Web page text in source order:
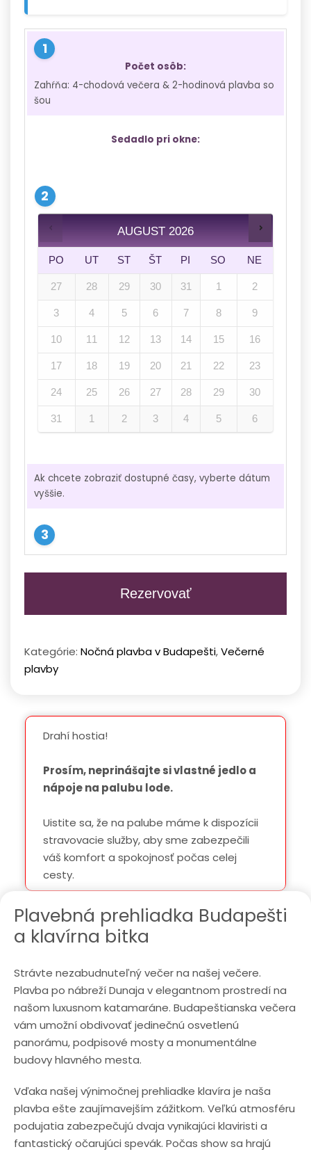
Počet osôb:
Zahŕňa: 4-chodová večera & 2-hodinová plavba so
šou
Sedadlo pri okne:
AUGUST 2026
PO UT ST ŠT PI SO NE
27 28 29 30 31 1 2
3 4 5 6 7 8 9
10 11 12 13 14 15 16
17 18 19 20 21 22 23
24 25 26 27 28 29 30
31 1 2 3 4 5 6
Ak chcete zobraziť dostupné časy, vyberte dátum
vyššie.
Rezervovať
Kategórie: Nočná plavba v Budapešti,Večerné
plavby
Drahí hostia!
Prosím, neprinášajte si vlastné jedlo a
nápoje na palubu lode.
Uistite sa, že na palube máme k dispozícii
stravovacie služby, aby sme zabezpečili
váš komfort a spokojnosť počas celej
cesty.
Plavebná prehliadka Budapešti
a klavírna bitka
Strávte nezabudnuteľný večer na našej večere.
Plavba po nábreží Dunaja v elegantnom prostredí na
našom luxusnom katamaráne. Budapeštianska večera
vám umožní obdivovať jedinečnú osvetlenú
panorámu, podpisové mosty a monumentálne
budovy hlavného mesta.
Vďaka našej výnimočnej prehliadke klavíra je naša
plavba ešte zaujímavejším zážitkom. Veľkú atmosféru
podujatia zabezpečujú dvaja vynikajúci klaviristi a
fantastický očarujúci spevák. Počas show sa hrajú